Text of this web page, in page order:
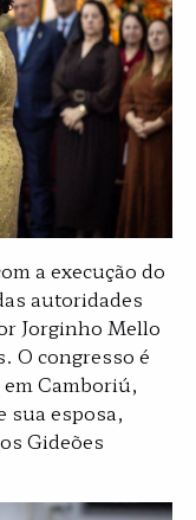
a execução do
autoridades
Jorginho Mello
O congresso é
Camboriú,
sua esposa,
Gideões